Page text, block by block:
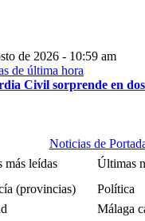
de 2026 - 10:59 am
Civil sorprende en
Noticias de
más leídas
Últimas
(provincias)
Política
Málaga